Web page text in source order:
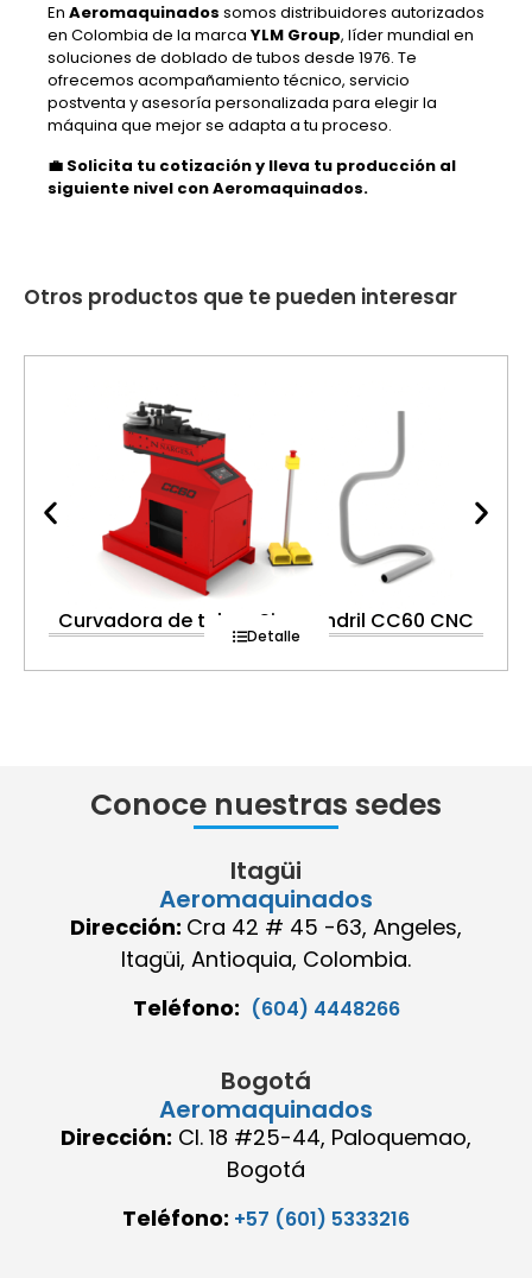
En Aeromaquinados somos distribuidores autorizados
en Colombia de la marca YLM Group, líder mundial en
soluciones de doblado de tubos desde 1976. Te
ofrecemos acompañamiento técnico, servicio
postventa y asesoría personalizada para elegir la
máquina que mejor se adapta a tu proceso.
💼 Solicita tu cotización y lleva tu producción al
siguiente nivel con Aeromaquinados.
Otros productos que te pueden interesar
Curvadora de tubos Sin mandril CC60 CNC
Detalle
Conoce nuestras sedes
Itagüi
Aeromaquinados
Dirección: Cra 42 # 45 -63, Angeles,
Itagüi, Antioquia, Colombia.
Teléfono: (604) 4448266
Bogotá
Aeromaquinados
Dirección: Cl. 18 #25-44, Paloquemao,
Bogotá
Teléfono: +57 (601) 5333216